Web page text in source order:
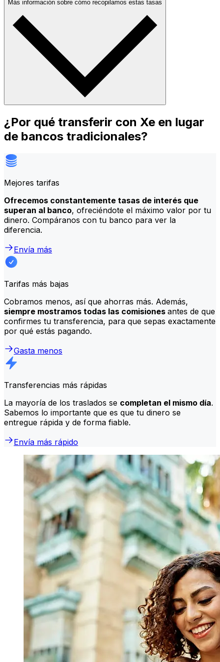
Más información sobre cómo recopilamos estas tasas
¿Por qué transferir con Xe en lugar
de bancos tradicionales?
Mejores tarifas
Ofrecemos constantemente tasas de interés que
superan al banco, ofreciéndote el máximo valor por tu
dinero. Compáranos con tu banco para ver la
diferencia.
Envía más
Tarifas más bajas
Cobramos menos, así que ahorras más. Además,
siempre mostramos todas las comisiones antes de que
confirmes tu transferencia, para que sepas exactamente
por qué estás pagando.
Gasta menos
Transferencias más rápidas
La mayoría de los traslados se completan el mismo día.
Sabemos lo importante que es que tu dinero se
entregue rápida y de forma fiable.
Envía más rápido